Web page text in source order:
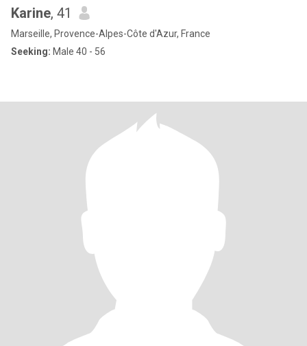
Karine, 41
Marseille, Provence-Alpes-Côte d'Azur, France
Seeking: Male 40 - 56